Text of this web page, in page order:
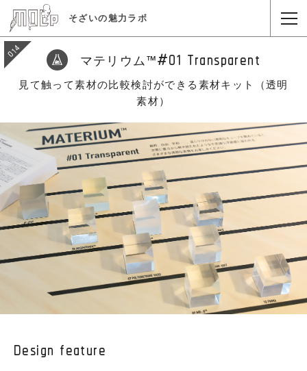
そざいの魅力ラボ
014 マテリウム™#01 Transparent
見て触って素材の比較検討ができる素材キット（透明
素材）
Design feature